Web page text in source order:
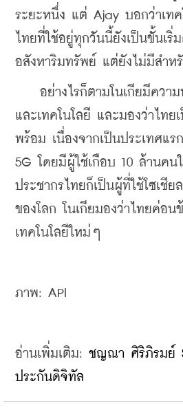
ระยะหนึ่ง แต่ Ajay บอกว่าเทค
ไทยที่ใช้อยู่ทุกวันนี้ยังเป็นขั้นเริ่
อสังหาริมทรัพย์ แต่ยังไม่มีสำห
อย่างไรก็ตามโนเกียมีควา
และเทคโนโลยี และมองว่าไทย
พร้อม เนื่องจากเป็นประเทศแร
5G โดยมีผู้ใช้เกือบ 10 ล้านค
ประชากรไทยก็เป็นผู้ที่ใช้โซเชี
ของโลก โนเกียมองว่าไทยค่อน
เทคโนโลยีใหม่ๆ
ภาพ: API
อ่านเพิ่มเติม: ชญณา ศิริภิรมย์
ประกันดิจิทัล